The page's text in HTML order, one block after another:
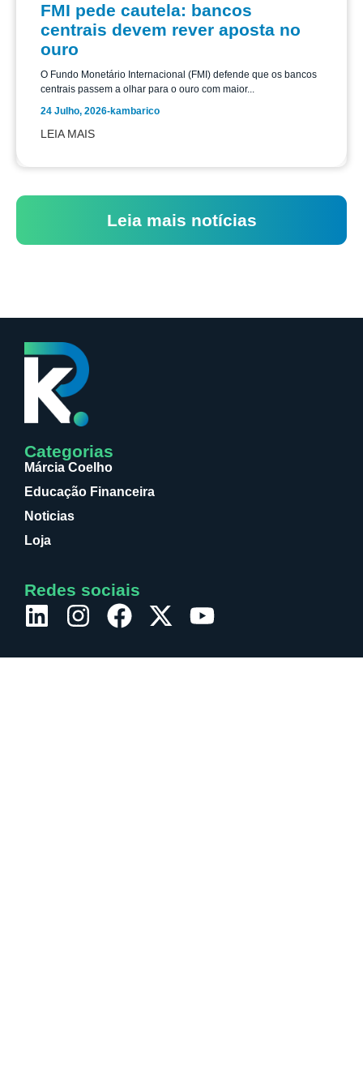
FMI pede cautela: bancos
centrais devem rever aposta no
ouro
O Fundo Monetário Internacional (FMI) defende que os bancos
centrais passem a olhar para o ouro com maior...
24 Julho, 2026-kambarico
LEIA MAIS
Leia mais notícias
Categorias
Márcia Coelho
Educação Financeira
Noticias
Loja
Redes sociais